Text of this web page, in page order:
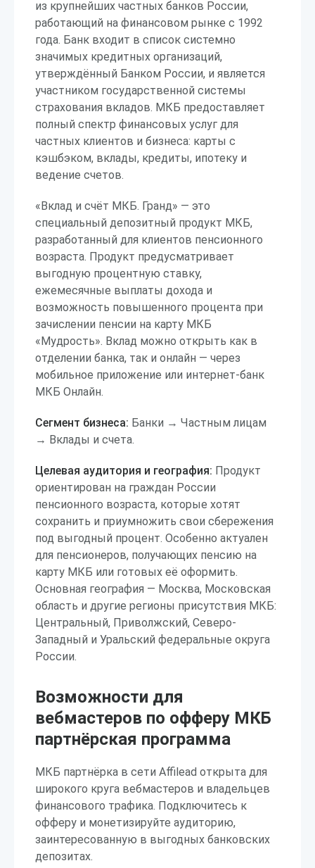
из крупнейших частных банков России,
работающий на финансовом рынке с 1992
года. Банк входит в список системно
значимых кредитных организаций,
утверждённый Банком России, и является
участником государственной системы
страхования вкладов. МКБ предоставляет
полный спектр финансовых услуг для
частных клиентов и бизнеса: карты с
кэшбэком, вклады, кредиты, ипотеку и
ведение счетов.
«Вклад и счёт МКБ. Гранд» — это
специальный депозитный продукт МКБ,
разработанный для клиентов пенсионного
возраста. Продукт предусматривает
выгодную процентную ставку,
ежемесячные выплаты дохода и
возможность повышенного процента при
зачислении пенсии на карту МКБ
«Мудрость». Вклад можно открыть как в
отделении банка, так и онлайн — через
мобильное приложение или интернет-банк
МКБ Онлайн.
Сегмент бизнеса: Банки → Частным лицам
→ Вклады и счета.
Целевая аудитория и география: Продукт
ориентирован на граждан России
пенсионного возраста, которые хотят
сохранить и приумножить свои сбережения
под выгодный процент. Особенно актуален
для пенсионеров, получающих пенсию на
карту МКБ или готовых её оформить.
Основная география — Москва, Московская
область и другие регионы присутствия МКБ:
Центральный, Приволжский, Северо-
Западный и Уральский федеральные округа
России.
Возможности для
вебмастеров по офферу МКБ
партнёрская программа
МКБ партнёрка в сети Affilead открыта для
широкого круга вебмастеров и владельцев
финансового трафика. Подключитесь к
офферу и монетизируйте аудиторию,
заинтересованную в выгодных банковских
депозитах.